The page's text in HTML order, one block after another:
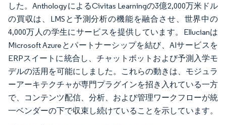
した。AnthologyによるCivitas Learningの3億2,000万米ドル
の買収は、LMSと予測分析の機能を融合させ、世界中の
4,000万人の学生にサービスを提供しています。Ellucianは
Microsoft Azureとパートナーシップを結び、AIサービスを
ERPスイートに統合し、チャットボットおよび予測入学モ
デルの活用を可能にしました。これらの動きは、モジュラ
ーアーキテクチャが専門プラグインを招き入れている一方
で、コンテンツ配信、分析、および管理ワークフローが統
一ベンダーの下で収束し続けていることを示しています。